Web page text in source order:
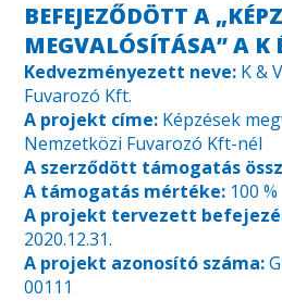
BEFEJEZŐDÖTT A
MEGVALÓSÍTÁSA” A K
Kedvezményezett neve: K &
Fuvarozó Kft.
A projekt címe: Képzések
Nemzetközi Fuvarozó Kft-nél
A szerződött támogatás
A támogatás mértéke: 100 %
A projekt tervezett
2020.12.31.
A projekt azonosító száma:
00111